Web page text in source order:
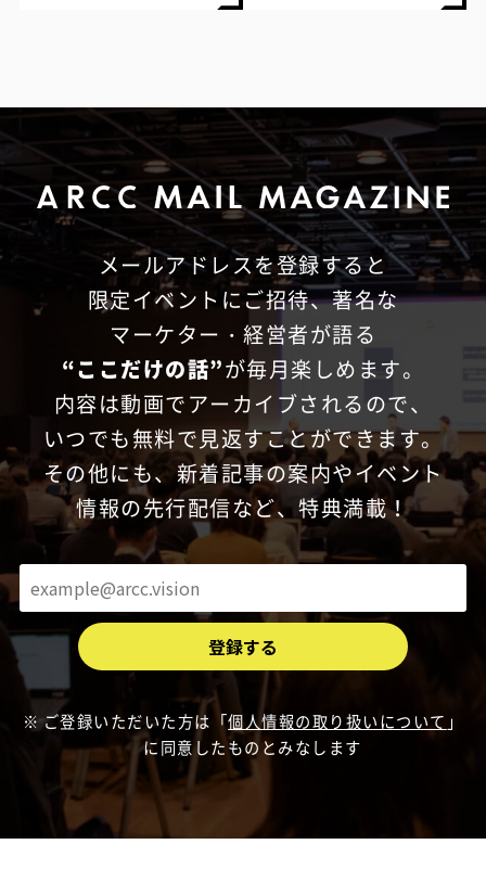
メールアドレスを登録すると
限定イベントにご招待、著名な
マーケター・経営者が語る
“ここだけの話”が毎月楽しめます。
内容は動画でアーカイブされるので、
いつでも無料で見返すことができます。
その他にも、新着記事の案内やイベント
情報の先行配信など、特典満載！
ご登録いただいた方は「個人情報の取り扱いについて 」
に同意したものとみなします